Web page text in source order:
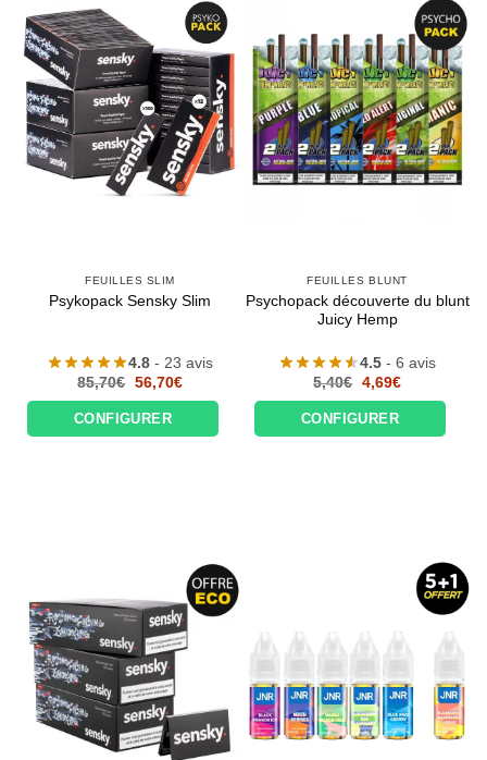
FEUILLES SLIM
Psykopack Sensky Slim
4.8 - 23 avis
85,70€ Le
initial
était :
85,70€.
56,70€Le
actuel
56,70€.
CONFIGURER
FEUILLES BLUNT
Psychopack découverte du blunt
Juicy Hemp
4.5 - 6 avis
5,40€ Le
initial
était :
5,40€.
4,69€Le
4,69€.
CONFIGURER